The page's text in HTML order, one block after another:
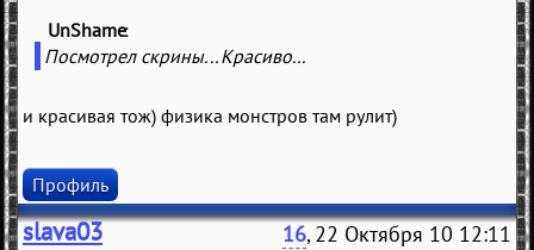
UnShame
Посмотрел скрины... Красиво...
и красивая тож) физика монстров там рулит)
Профиль
slava03 16, 22 Октября 10 12:11